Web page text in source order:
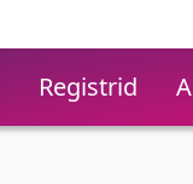
Registrid